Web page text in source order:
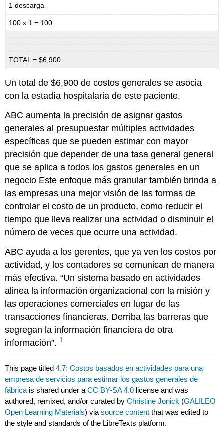
1 descarga
100 x 1 = 100
TOTAL = $6,900
Un total de $6,900 de costos generales se asocia
con la estadía hospitalaria de este paciente.
ABC aumenta la precisión de asignar gastos
generales al presupuestar múltiples actividades
específicas que se pueden estimar con mayor
precisión que depender de una tasa general general
que se aplica a todos los gastos generales en un
negocio Este enfoque más granular también brinda a
las empresas una mejor visión de las formas de
controlar el costo de un producto, como reducir el
tiempo que lleva realizar una actividad o disminuir el
número de veces que ocurre una actividad.
ABC ayuda a los gerentes, que ya ven los costos por
actividad, y los contadores se comunican de manera
más efectiva. “Un sistema basado en actividades
alinea la información organizacional con la misión y
las operaciones comerciales en lugar de las
transacciones financieras. Derriba las barreras que
segregan la información financiera de otra
información”. 1
This page titled4.7: Costos basados en actividades para una
empresa de servicios para estimar los gastos generales de
fábrica is shared under aCC BY-SA 4.0 license and was
authored, remixed, and/or curated byChristine Jonick (GALILEO
Open Learning Materials) viasource content that was edited to
the style and standards of the LibreTexts platform.